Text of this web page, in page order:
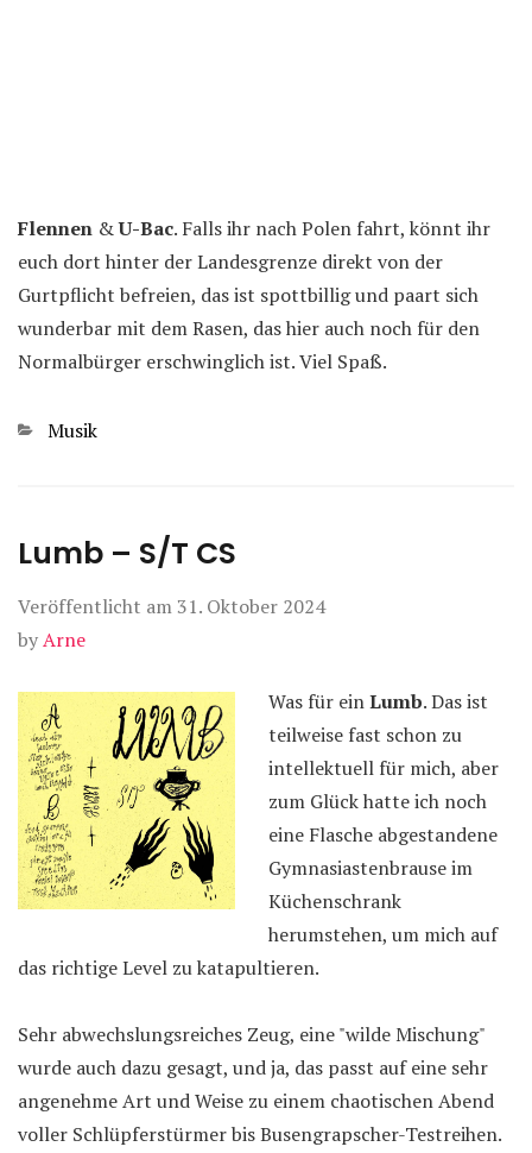
Flennen &U-Bac. Falls ihr nach Polen fahrt, könnt ihr
euch dort hinter der Landesgrenze direkt von der
Gurtpflicht befreien, das ist spottbillig und paart sich
wunderbar mit dem Rasen, das hier auch noch für den
Normalbürger erschwinglich ist. Viel Spaß.
Kategorien
Musik
Lumb – S/T CS
Veröffentlicht am 31. Oktober 2024
byArne
Was für einLumb. Das ist
teilweise fast schon zu
intellektuell für mich, aber
zum Glück hatte ich noch
eine Flasche abgestandene
Gymnasiastenbrause im
Küchenschrank
herumstehen, um mich auf
das richtige Level zu katapultieren.
Sehr abwechslungsreiches Zeug, eine "wilde Mischung"
wurde auch dazu gesagt, und ja, das passt auf eine sehr
angenehme Art und Weise zu einem chaotischen Abend
voller Schlüpferstürmer bis Busengrapscher-Testreihen.